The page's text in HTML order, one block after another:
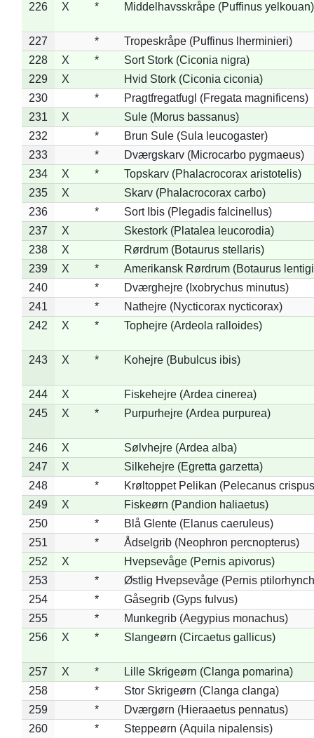
226 X * Middelhavsskråpe (Puffinus yelkouan)
227 *
Tropeskråpe (Puffinus lherminieri)
228
X *
Sort Stork (Ciconia nigra)
229
X
Hvid Stork (Ciconia ciconia)
230
*
Pragtfregatfugl (Fregata magnificens)
231
X
Sule (Morus bassanus)
232
*
Brun Sule (Sula leucogaster)
233
*
Dværgskarv (Microcarbo pygmaeus)
234
X *
Topskarv (Phalacrocorax aristotelis)
235
X
Skarv (Phalacrocorax carbo)
236
*
Sort Ibis (Plegadis falcinellus)
237
X
Skestork (Platalea leucorodia)
238
X
Rørdrum (Botaurus stellaris)
239
X *
Amerikansk Rørdrum (Botaurus
240
*
Dværghejre (Ixobrychus minutus)
241
*
Nathejre (Nycticorax nycticorax)
242
X * Tophejre (Ardeola ralloides)
243 X * Kohejre (Bubulcus ibis)
244 X
Fiskehejre (Ardea cinerea)
245
X * Purpurhejre (Ardea purpurea)
246 X
Sølvhejre (Ardea alba)
247
X
Silkehejre (Egretta garzetta)
248
*
Krøltoppet Pelikan (Pelecanus
249
X
Fiskeørn (Pandion haliaetus)
250
*
Blå Glente (Elanus caeruleus)
251
*
Ådselgrib (Neophron percnopterus)
252
X
Hvepsevåge (Pernis apivorus)
253
*
Østlig Hvepsevåge (Pernis
254
*
Gåsegrib (Gyps fulvus)
255
*
Munkegrib (Aegypius monachus)
256
X * Slangeørn (Circaetus gallicus)
257 X *
Lille Skrigeørn (Clanga pomarina)
258
*
Stor Skrigeørn (Clanga clanga)
259
*
Dværgørn (Hieraaetus pennatus)
260
*
Steppeørn (Aquila nipalensis)